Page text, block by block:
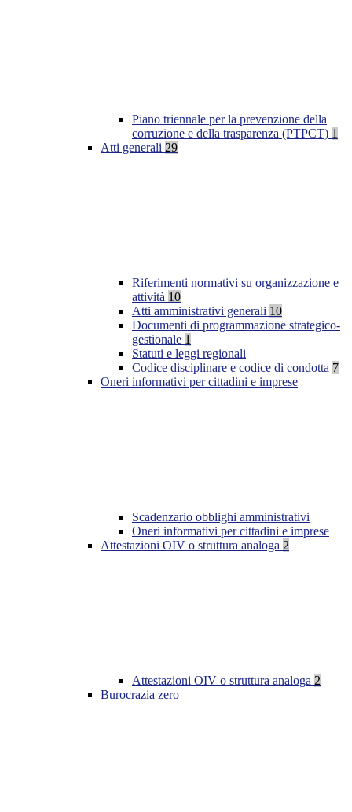
Piano triennale per la prevenzione della
corruzione e della trasparenza (PTPCT) 1
Atti generali 29
Riferimenti normativi su organizzazione e
attività 10
Atti amministrativi generali 10
Documenti di programmazione strategico-
gestionale 1
Statuti e leggi regionali
Codice disciplinare e codice di condotta 7
Oneri informativi per cittadini e imprese
Scadenzario obblighi amministrativi
Oneri informativi per cittadini e imprese
Attestazioni OIV o struttura analoga 2
Attestazioni OIV o struttura analoga 2
Burocrazia zero